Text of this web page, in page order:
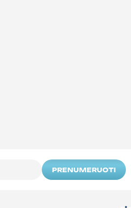
PRENUMERUOTI